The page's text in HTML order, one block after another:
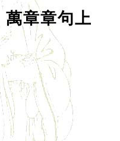
萬章章句上